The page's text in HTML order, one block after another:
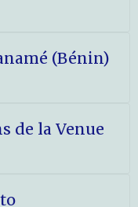
(Bénin)
de la Venue